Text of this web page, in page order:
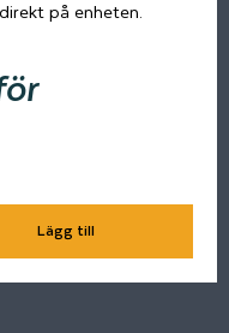
på enheten.
Lägg till